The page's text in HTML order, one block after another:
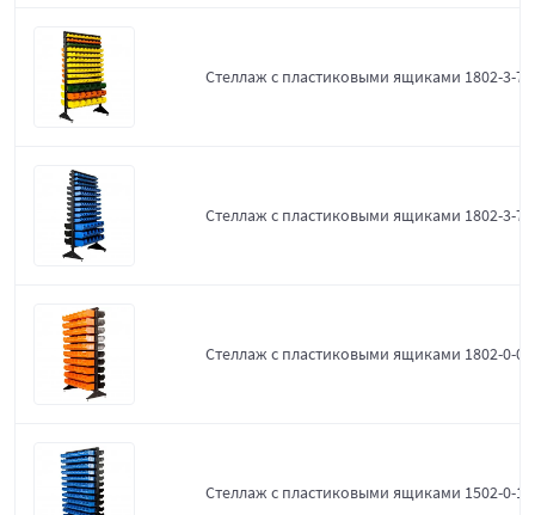
Стеллаж с пластиковыми ящиками 1802-3-7-
Стеллаж с пластиковыми ящиками 1802-3-7-
Стеллаж с пластиковыми ящиками 1802-0-0-
Стеллаж с пластиковыми ящиками 1502-0-